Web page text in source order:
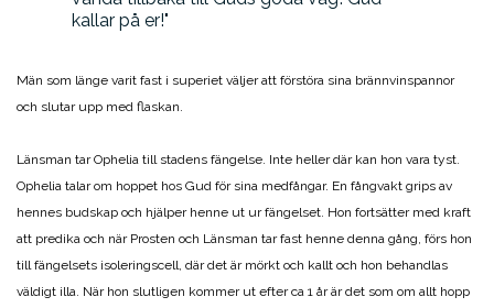
kallar på er!
Män som länge varit fast i superiet väljer att förstöra sina brännvinspannor
och slutar upp med flaskan.
Länsman tar Ophelia till stadens fängelse. Inte heller där kan hon vara tyst.
Ophelia talar om hoppet hos Gud för sina medfångar. En fångvakt grips av
hennes budskap och hjälper henne ut ur fängelset. Hon fortsätter med kraft
att predika och när Prosten och Länsman tar fast henne denna gång, förs hon
till fängelsets isoleringscell, där det är mörkt och kallt och hon behandlas
väldigt illa. När hon slutligen kommer ut efter ca 1 år är det som om allt hopp